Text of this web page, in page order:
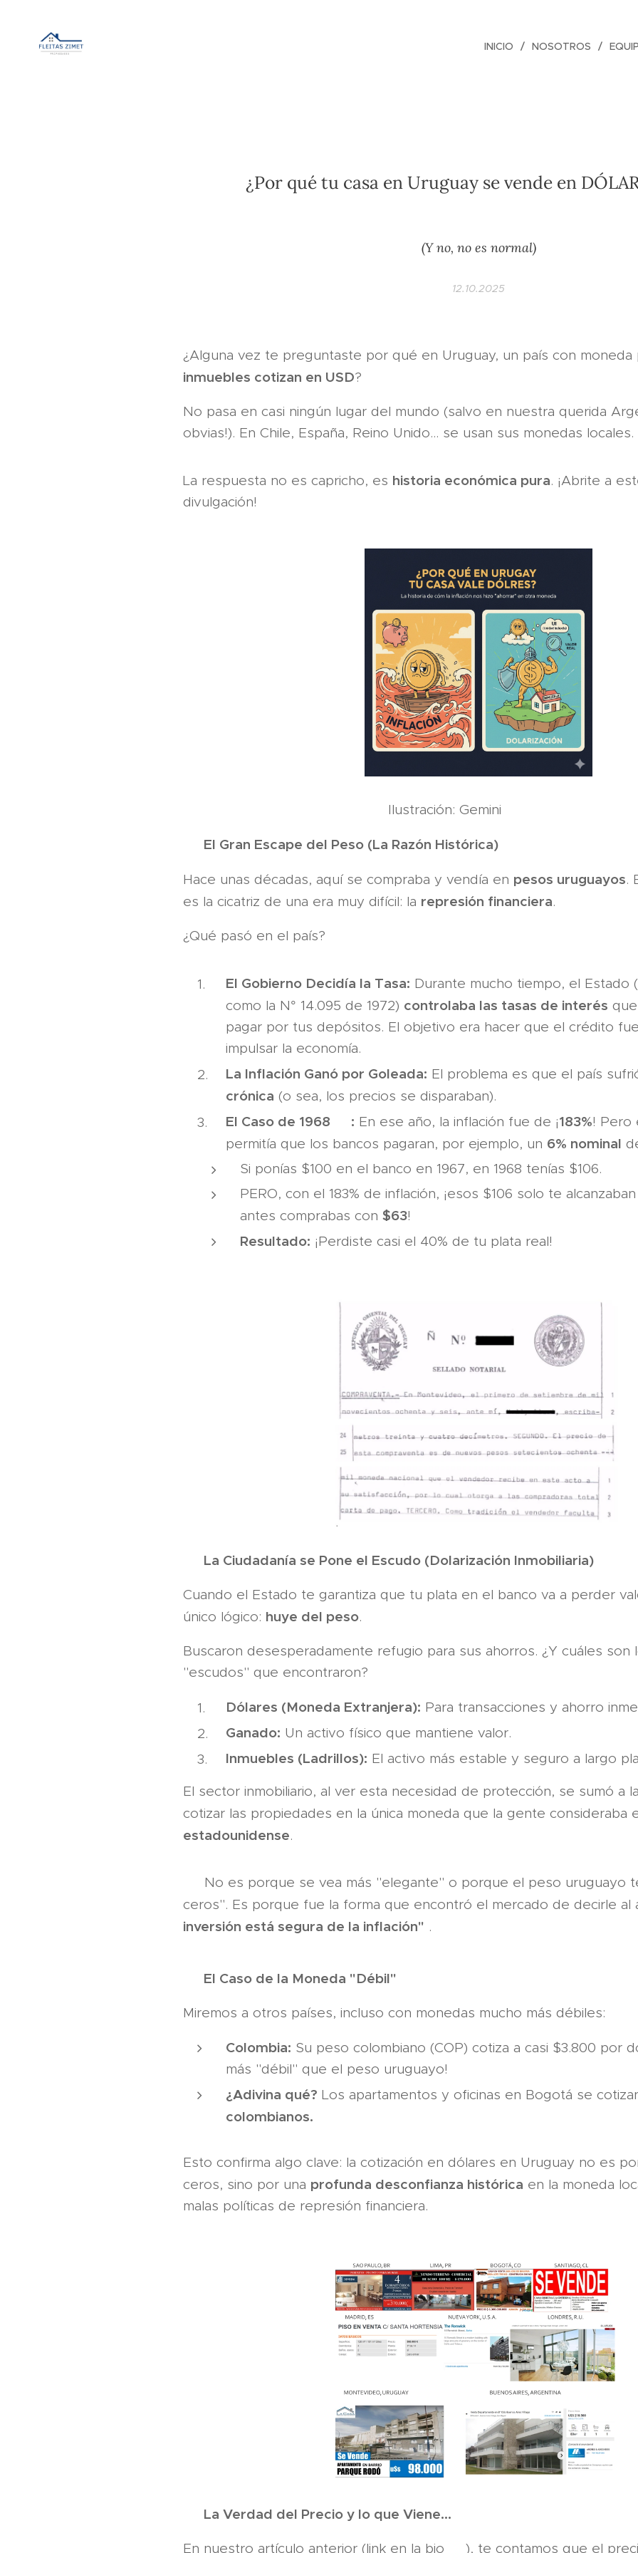
INICIO NOSOTROS
¿Por qué tu casa en Uruguay se vende en
(Y no, no es normal)
12.10.2025
¿Alguna vez te preguntaste por qué en Uruguay, un país con moneda
inmuebles cotizan en USD? 🧐
No pasa en casi ningún lugar del mundo (salvo en nuestra querida
obvias!). En Chile, España, Reino Unido... se usan sus monedas locales.
La respuesta no es capricho, es historia económica pura. ¡Abrite a
divulgación! 👇
Ilustración: Gemini
🛑 El Gran Escape del Peso (La Razón Histórica)
Hace unas décadas, aquí se compraba y vendía en pesos uruguayos.
es la cicatriz de una era muy difícil: la represión financiera.
¿Qué pasó en el país?
El Gobierno Decidía la Tasa: Durante mucho tiempo, el Estado
como la N° 14.095 de 1972) controlaba las tasas de interés
pagar por tus depósitos. El objetivo era hacer que el crédito
impulsar la economía.
La Inflación Ganó por Goleada: El problema es que el país
crónica (o sea, los precios se disparaban).
El Caso de 1968 🤯: En ese año, la inflación fue de ¡183%! Pero
permitía que los bancos pagaran, por ejemplo, un 6% nominal
Si ponías $100 en el banco en 1967, en 1968 tenías $106.
PERO, con el 183% de inflación, ¡esos $106 solo te
antes comprabas con $63!
Resultado: ¡Perdiste casi el 40% de tu plata real!
🛡️ La Ciudadanía se Pone el Escudo (Dolarización Inmobiliaria)
Cuando el Estado te garantiza que tu plata en el banco va a perder
único lógico: huye del peso.
Buscaron desesperadamente refugio para sus ahorros. ¿Y cuáles son
"escudos" que encontraron?
Dólares (Moneda Extranjera): Para transacciones y ahorro
Ganado: Un activo físico que mantiene valor.
Inmuebles (Ladrillos): El activo más estable y seguro a largo
El sector inmobiliario, al ver esta necesidad de protección, se sumó a
cotizar las propiedades en la única moneda que la gente consideraba
estadounidense.
👉 No es porque se vea más "elegante" o porque el peso uruguayo
ceros". Es porque fue la forma que encontró el mercado de decirle al
inversión está segura de la inflación" .
🌎 El Caso de la Moneda "Débil"
Miremos a otros países, incluso con monedas mucho más débiles:
Colombia: Su peso colombiano (COP) cotiza a casi $3.800 por
más "débil" que el peso uruguayo!
¿Adivina qué? Los apartamentos y oficinas en Bogotá se
colombianos.
Esto confirma algo clave: la cotización en dólares en Uruguay no es
ceros, sino por una profunda desconfianza histórica en la moneda
malas políticas de represión financiera.
✅ La Verdad del Precio y lo que Viene...
En nuestro artículo anterior (link en la bio 😉), te contamos que el